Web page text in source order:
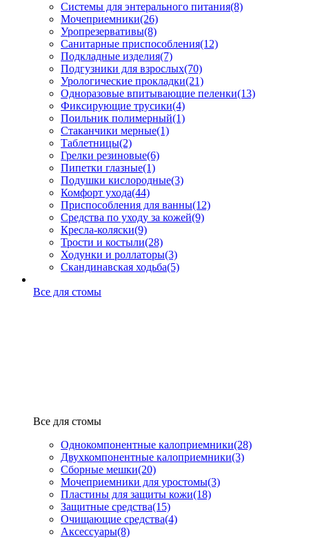
Системы для энтерального питания(8)
Мочеприемники(26)
Уропрезервативы(8)
Санитарные приспособления(12)
Подкладные изделия(7)
Подгузники для взрослых(70)
Урологические прокладки(21)
Одноразовые впитывающие пеленки(13)
Фиксирующие трусики(4)
Поильник полимерный(1)
Стаканчики мерные(1)
Таблетницы(2)
Грелки резиновые(6)
Пипетки глазные(1)
Подушки кислородные(3)
Комфорт ухода(44)
Приспособления для ванны(12)
Средства по уходу за кожей(9)
Кресла-коляски(9)
Трости и костыли(28)
Ходунки и роллаторы(3)
Скандинавская ходьба(5)
Все для стомы
Все для стомы
Однокомпонентные калоприемники(28)
Двухкомпонентные калоприемники(3)
Сборные мешки(20)
Мочеприемники для уростомы(3)
Пластины для защиты кожи(18)
Защитные средства(15)
Очищающие средства(4)
Аксессуары(8)